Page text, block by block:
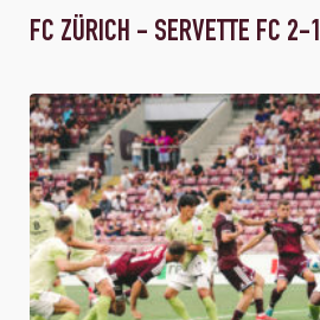
FC ZÜRICH - SERVETTE FC 2-1